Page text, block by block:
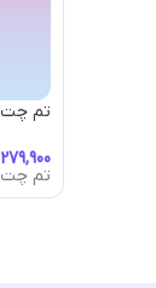
تم چت 50s-Diner-Bubble
تم چت 50s-Diner-Bubble